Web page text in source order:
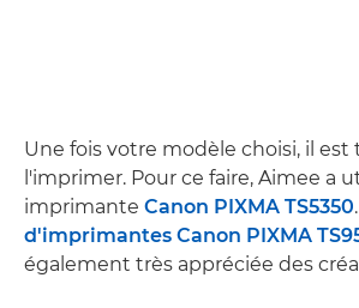
Une fois votre modèle choisi, il est
l'imprimer. Pour ce faire, Aimee a
imprimante Canon PIXMA TS5350
d'imprimantes Canon PIXMA
également très appréciée des